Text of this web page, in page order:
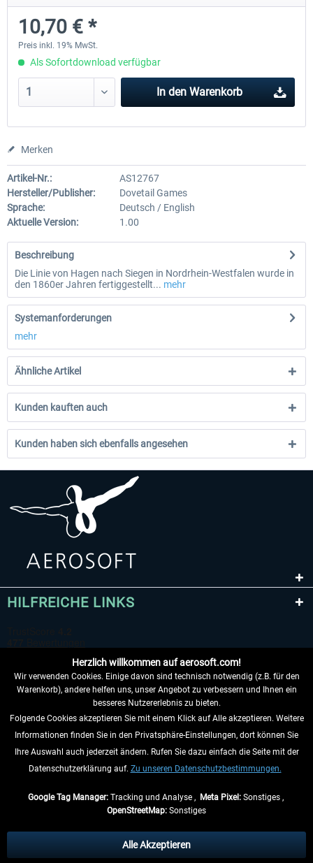
39,62 € *
10,70 € *
Preis inkl. 19% MwSt.
Als Sofortdownload verfügbar
In den Warenkorb
Merken
Artikel-Nr.:
AS12767
Hersteller/Publisher:
Dovetail Games
Sprache:
Deutsch / English
Aktuelle Version:
1.00
Beschreibung
Die Linie von Hagen nach Siegen in Nordrhein-Westfalen wurde in
den 1860er Jahren fertiggestellt... mehr
Systemanforderungen
mehr
Ähnliche Artikel
Kunden kauften auch
Kunden haben sich ebenfalls angesehen
HILFREICHE LINKS
VERTRAG WIDERRUFEN
INFORMATIONEN
anders beschrieben.
** Gilt für Lieferungen innerhalb Deutschlands, Lieferzeiten für andere Länder
Herzlich willkommen auf aerosoft.com!
Wir verwenden Cookies. Einige davon sind technisch notwendig (z.B. für den
Warenkorb), andere helfen uns, unser Angebot zu verbessern und Ihnen ein
besseres Nutzererlebnis zu bieten.
Folgende Cookies akzeptieren Sie mit einem Klick auf Alle akzeptieren. Weitere
Informationen finden Sie in den Privatsphäre-Einstellungen, dort können Sie
Ihre Auswahl auch jederzeit ändern. Rufen Sie dazu einfach die Seite mit der
Datenschutzerklärung auf. Zu unseren Datenschutzbestimmungen.
Google Tag Manager:Tracking und Analyse , Meta Pixel:Sonstiges ,
OpenStreetMap: Sonstiges
Alle Akzeptieren